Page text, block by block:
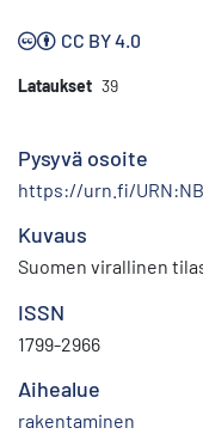
CC BY 4.0
Lataukset 39
Pysyvä osoite
https://urn.fi/
Kuvaus
Suomen virallinen
ISSN
1799-2966
Aihealue
rakentaminen